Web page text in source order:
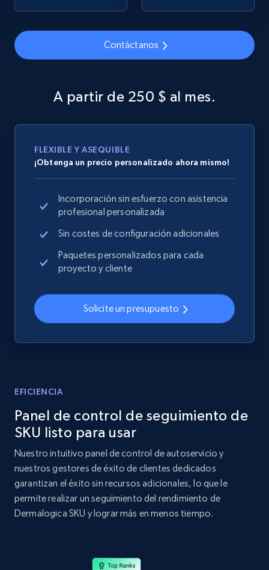
and more.
specified UPC
URL, Domain, Country code, Model number,
Sku, Product id, Product name, Manufacturer,
and more.
2.1K+ 355+
Amazon products global dataset
Title, Seller name, Brand, Description, Initial
price, Currency, Availability, Reviews count, and
375+
Contáctanos
A partir de 250 $ al mes.
FLEXIBLE Y ASEQUIBLE
¡Obtenga un precio personalizado ahora mismo!
Incorporación sin esfuerzo con asistencia
profesional personalizada
Sin costes de configuración adicionales
Paquetes personalizados para cada
proyecto y cliente
Solicite un presupuesto
EFICIENCIA
Panel de control de seguimiento de
SKU listo para usar
Nuestro intuitivo panel de control de autoservicio y
nuestros gestores de éxito de clientes dedicados
garantizan el éxito sin recursos adicionales, lo que le
permite realizar un seguimiento del rendimiento de
Dermalogica SKU y lograr más en menos tiempo.